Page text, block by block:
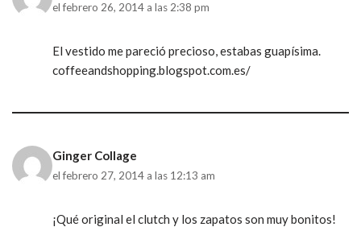
el febrero 26, 2014 a las 2:38 pm
El vestido me pareció precioso, estabas guapísima.
coffeeandshopping.blogspot.com.es/
Ginger Collage
el febrero 27, 2014 a las 12:13 am
¡Qué original el clutch y los zapatos son muy bonitos!